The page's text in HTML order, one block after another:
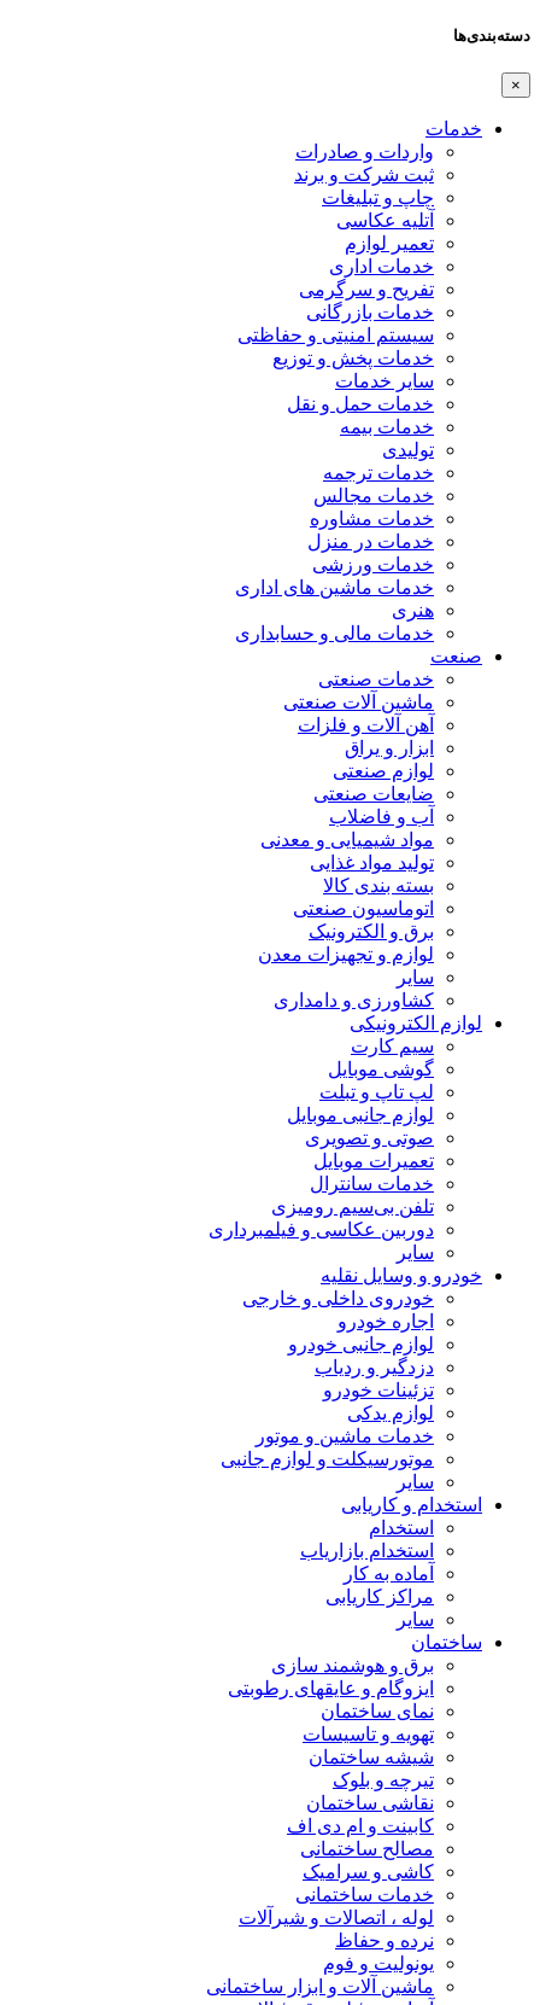
دسته‌بندی‌ها
×
خدمات
واردات و صادرات
ثبت شرکت و برند
چاپ و تبلیغات
آتلیه عکاسی
تعمیر لوازم
خدمات اداری
تفریح و سرگرمی
خدمات بازرگانی
سیستم امنیتی و حفاظتی
خدمات پخش و توزیع
سایر خدمات
خدمات حمل و نقل
خدمات بیمه
تولیدی
خدمات ترجمه
خدمات مجالس
خدمات مشاوره
خدمات در منزل
خدمات ورزشی
خدمات ماشین های اداری
هنری
خدمات مالی و حسابداری
صنعت
خدمات صنعتی
ماشین آلات صنعتی
آهن آلات و فلزات
ابزار و یراق
لوازم صنعتی
ضایعات صنعتی
آب و فاضلاب
مواد شیمیایی و معدنی
تولید مواد غذایی
بسته بندی کالا
اتوماسیون صنعتی
برق و الکترونیک
لوازم و تجهیزات معدن
سایر
کشاورزی و دامداری
لوازم الکترونیکی
سیم کارت
گوشی موبایل
لپ تاپ و تبلت
لوازم جانبی موبایل
صوتی و تصویری
تعمیرات موبایل
خدمات سانترال
تلفن بی‌سیم رومیزی
دوربین عکاسی و فیلمبرداری
سایر
خودرو و وسایل نقلیه
خودروی داخلی و خارجی
اجاره خودرو
لوازم جانبی خودرو
دزدگیر و ردیاب
تزئینات خودرو
لوازم یدکی
خدمات ماشین و موتور
موتورسیکلت و لوازم جانبی
سایر
استخدام و کاریابی
استخدام
استخدام بازاریاب
آماده به کار
مراکز کاریابی
سایر
ساختمان
برق و هوشمند سازی
ایزوگام و عایقهای رطوبتی
نمای ساختمان
تهویه و تاسیسات
شیشه ساختمان
تیرچه و بلوک
نقاشی ساختمان
کابینت و ام دی اف
مصالح ساختمانی
کاشی و سرامیک
خدمات ساختمانی
لوله ، اتصالات و شیرآلات
نرده و حفاظ
یونولیت و فوم
ماشین آلات و ابزار ساختمانی